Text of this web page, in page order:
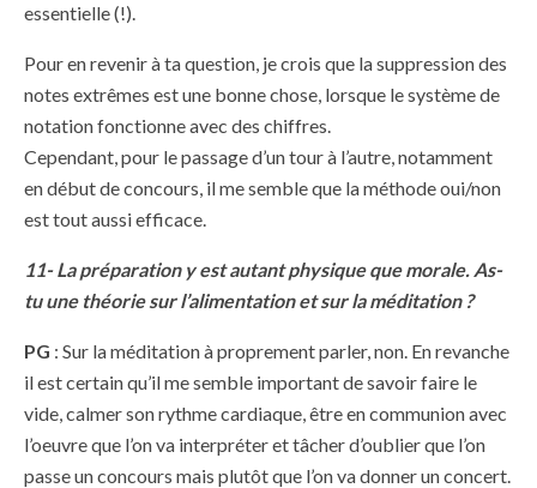
essentielle (!).
Pour en revenir à ta question, je crois que la suppression des
notes extrêmes est une bonne chose, lorsque le système de
notation fonctionne avec des chiffres.
Cependant, pour le passage d’un tour à l’autre, notamment
en début de concours, il me semble que la méthode oui/non
est tout aussi efficace.
11- La préparation y est autant physique que morale. As-
tu une théorie sur l’alimentation et sur la méditation ?
PG : Sur la méditation à proprement parler, non. En revanche
il est certain qu’il me semble important de savoir faire le
vide, calmer son rythme cardiaque, être en communion avec
l’oeuvre que l’on va interpréter et tâcher d’oublier que l’on
passe un concours mais plutôt que l’on va donner un concert.